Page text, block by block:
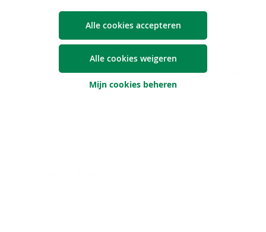
Alle cookies accepteren
Alle cookies weigeren
Mijn cookies beheren
nalatenschap opeisen.
Wensen die te maken hebben met je begrafenis
neem je best niet op in een testament, want een
testament wordt vaak pas na de begrafenis gelezen.